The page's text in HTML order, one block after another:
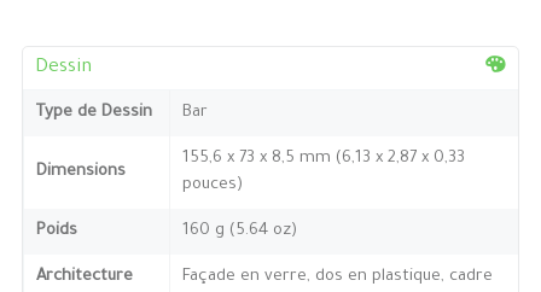
Dessin
Type de Dessin Bar
Dimensions
155,6 x 73 x 8,5 mm (6,13 x 2,87 x 0,33
pouces)
Poids 160 g (5.64 oz)
Architecture
Façade en verre, dos en plastique, cadre